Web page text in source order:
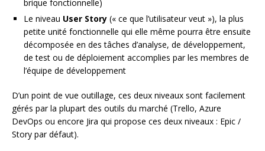
brique fonctionnelle)
Le niveau User Story (« ce que l’utilisateur veut »), la plus
petite unité fonctionnelle qui elle même pourra être ensuite
décomposée en des tâches d’analyse, de développement,
de test ou de déploiement accomplies par les membres de
l’équipe de développement
D’un point de vue outillage, ces deux niveaux sont facilement
gérés par la plupart des outils du marché (Trello, Azure
DevOps ou encore Jira qui propose ces deux niveaux : Epic /
Story par défaut).